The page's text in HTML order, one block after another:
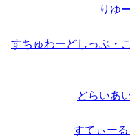
りゆ
すちゅわーどしっぷ・
どらいあ
すてぃーる